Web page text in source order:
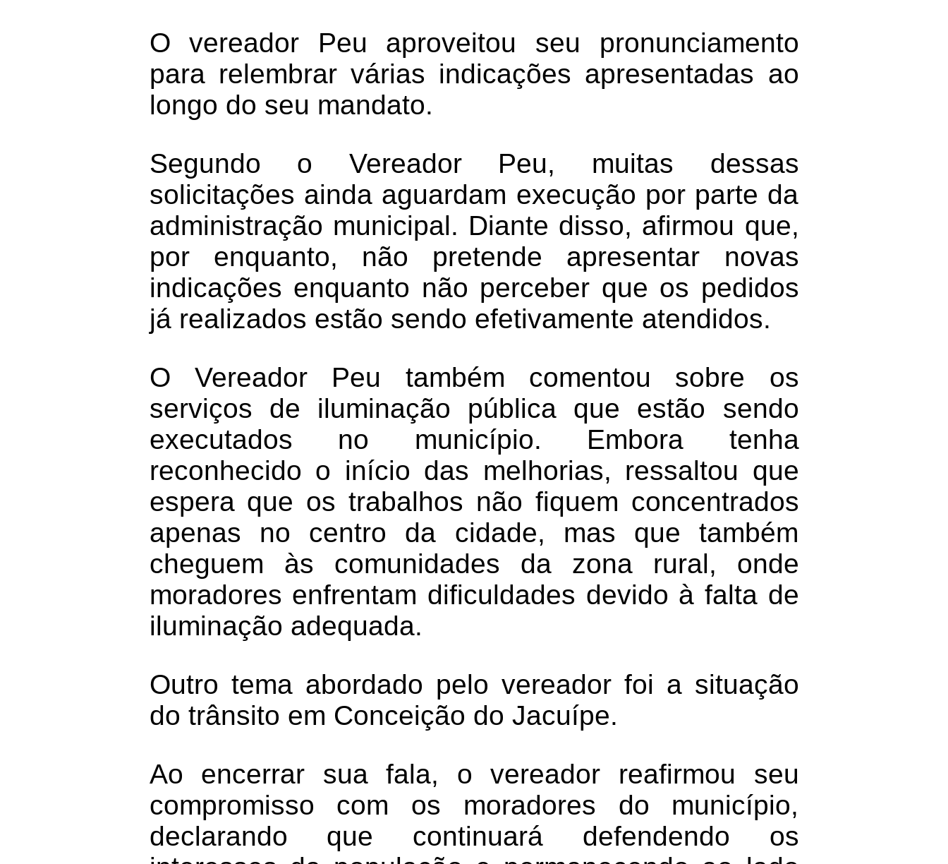
O vereador Peu aproveitou seu pronunciamento
para relembrar várias indicações apresentadas ao
longo do seu mandato.
Segundo o Vereador Peu, muitas dessas
solicitações ainda aguardam execução por parte da
administração municipal. Diante disso, afirmou que,
por enquanto, não pretende apresentar novas
indicações enquanto não perceber que os pedidos
já realizados estão sendo efetivamente atendidos.
O Vereador Peu também comentou sobre os
serviços de iluminação pública que estão sendo
executados no município. Embora tenha
reconhecido o início das melhorias, ressaltou que
espera que os trabalhos não fiquem concentrados
apenas no centro da cidade, mas que também
cheguem às comunidades da zona rural, onde
moradores enfrentam dificuldades devido à falta de
iluminação adequada.
Outro tema abordado pelo vereador foi a situação
do trânsito em Conceição do Jacuípe.
Ao encerrar sua fala, o vereador reafirmou seu
compromisso com os moradores do município,
declarando que continuará defendendo os